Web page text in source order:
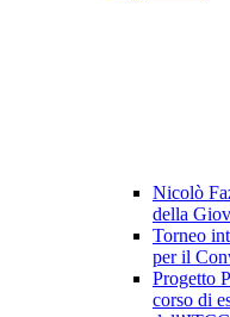
Nicolò
della
Torneo
per il
Progetto
corso di